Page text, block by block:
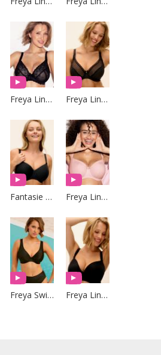
Freya Lingerie Freya Lingerie
Fantasie Lingerie Freya Lingerie
Freya Swim Freya Lingerie